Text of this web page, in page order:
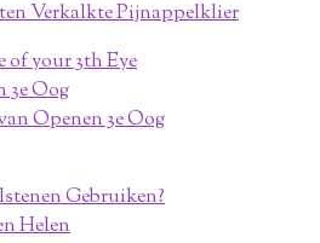
Verkalkte Pijnappelklier
of your 3th Eye
Oog
Openen 3e Oog
Gebruiken?
Helen